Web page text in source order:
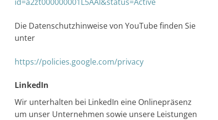
Die Datenschutzhinweise von YouTube finden Sie
unter
https://policies.google.com/privacy
LinkedIn
Wir unterhalten bei LinkedIn eine Onlinepräsenz
um unser Unternehmen sowie unsere Leistungen